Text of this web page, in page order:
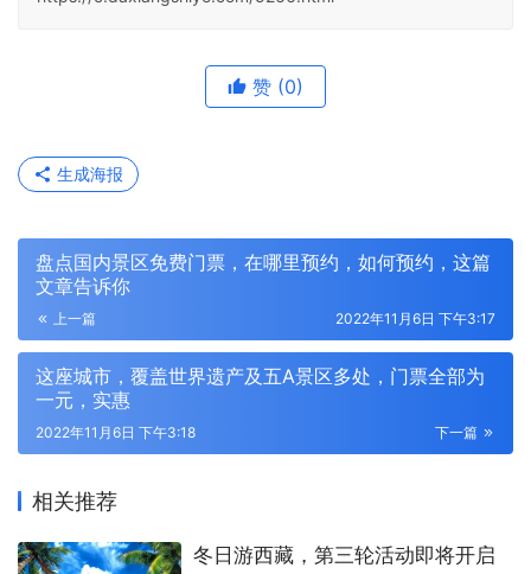
赞 (0)
生成海报
盘点国内景区免费门票，在哪里预约，如何预约，这篇
文章告诉你
上一篇 2022年11月6日 下午3:17
这座城市，覆盖世界遗产及五A景区多处，门票全部为
一元，实惠
下一篇
2022年11月6日 下午3:18
相关推荐
冬日游西藏，第三轮活动即将开启